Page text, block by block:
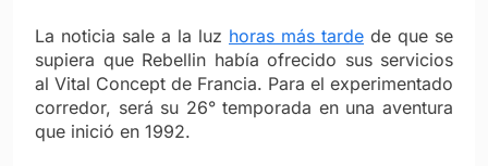
La noticia sale a la luz horas más tarde de que se
supiera que Rebellin había ofrecido sus servicios
al Vital Concept de Francia. Para el experimentado
corredor, será su 26° temporada en una aventura
que inició en 1992.